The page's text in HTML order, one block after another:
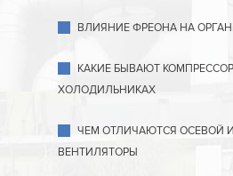
ВЛИЯНИЕ ФРЕОНА НА
КАКИЕ БЫВАЮТ
ХОЛОДИЛЬНИКАХ
ЧЕМ ОТЛИЧАЮТСЯ ОСЕВОЙ
ВЕНТИЛЯТОРЫ